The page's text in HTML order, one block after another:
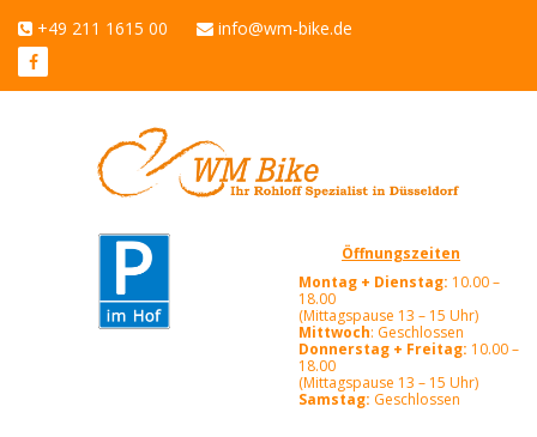
+49 211 1615 00 info@wm-bike.de
Öffnungszeiten
Montag + Dienstag: 10.00 –
18.00
(Mittagspause 13 – 15 Uhr)
Mittwoch: Geschlossen
Donnerstag + Freitag: 10.00 –
18.00
(Mittagspause 13 – 15 Uhr)
Samstag: Geschlossen